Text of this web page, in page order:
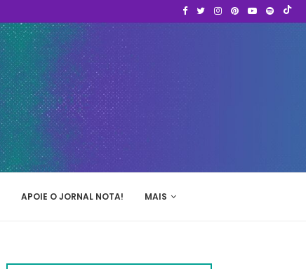
APOIE O JORNAL NOTA! MAIS